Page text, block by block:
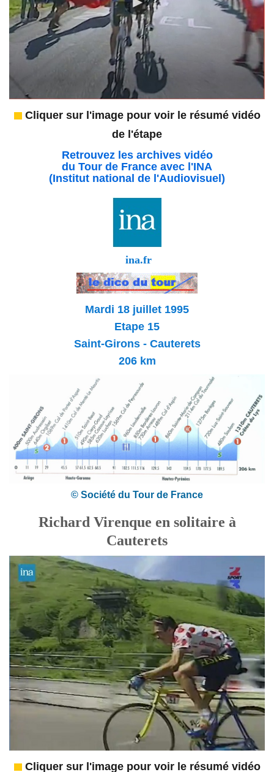
Cliquer sur l'image pour voir le résumé vidéo
de l'étape
Retrouvez les archives vidéo
du Tour de France avec l'INA
(Institut national de l'Audiovisuel)
ina.fr
Mardi 18 juillet 1995
Etape 15
Saint-Girons - Cauterets
206 km
© Société du Tour de France
Richard Virenque en solitaire à
Cauterets
Cliquer sur l'image pour voir le résumé vidéo